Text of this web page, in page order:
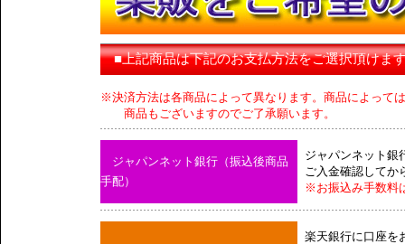
■上記商品は下記のお支払方法をご選択頂けま
※決済方法は各商品によって異なります。商品によって
商品もございますのでご了承願います。
ジャパンネット銀行（振込後商品
手配）
ジャパンネット銀
ご入金確認してか
※お振込み手数料
楽天銀行に口座を